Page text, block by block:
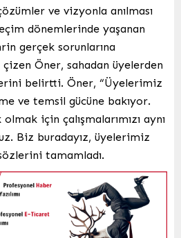
ve vizyonla anılması
dönemlerinde yaşanan
gerçek sorunlarına
çizen Öner, sahadan üyelerden
belirtti. Öner, “Üyelerimiz
ve temsil gücüne bakıyor.
için çalışmalarımızı aynı
Biz buradayız, üyelerimiz
tamamladı.